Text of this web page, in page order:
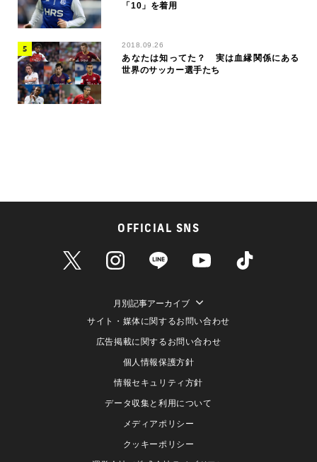
「10」を着用
2018.09.26
あなたは知ってた？ 実は血縁関係にある
世界のサッカー選手たち
OFFICIAL SNS
月別記事アーカイブ
サイト・媒体に関するお問い合わせ
広告掲載に関するお問い合わせ
個人情報保護方針
情報セキュリティ方針
データ収集と利用について
メディアポリシー
クッキーポリシー